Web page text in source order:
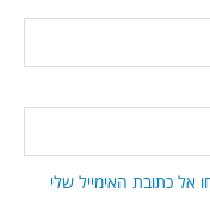
אל כתובת האימייל שלי